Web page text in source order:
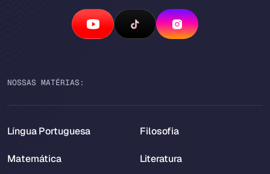
NOSSAS MATÉRIAS:
Língua Portuguesa
Matemática
Filosofia
Literatura